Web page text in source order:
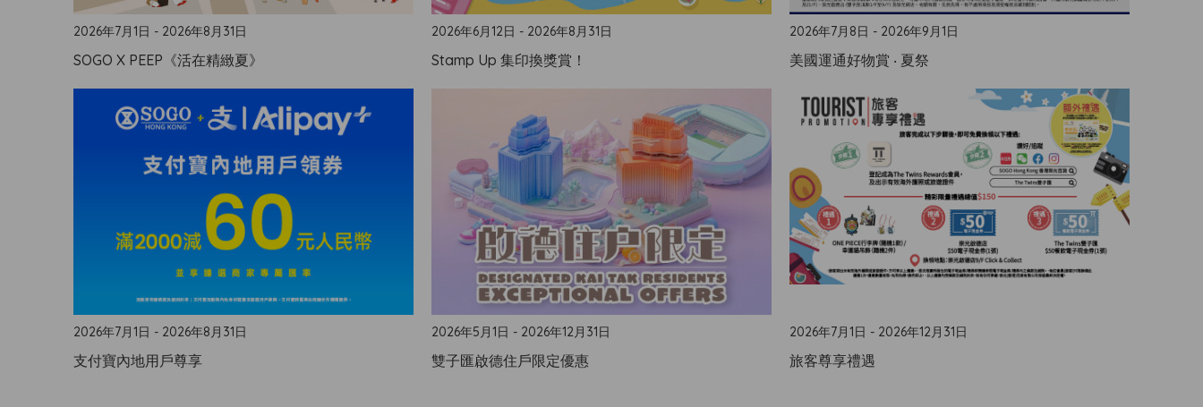
2026年7月1日 - 2026年8月31日
SOGO X PEEP《活在精緻夏》
2026年6月12日 - 2026年8月31日
Stamp Up 集印換獎賞！
2026年7月8日 - 2026年9月1日
美國運通好物賞 ‧ 夏祭
2026年7月1日 - 2026年8月31日
支付寶內地用戶尊享
2026年5月1日 - 2026年12月31日
雙子匯啟德住戶限定優惠
2026年7月1日 - 2026年12月31日
旅客尊享禮遇